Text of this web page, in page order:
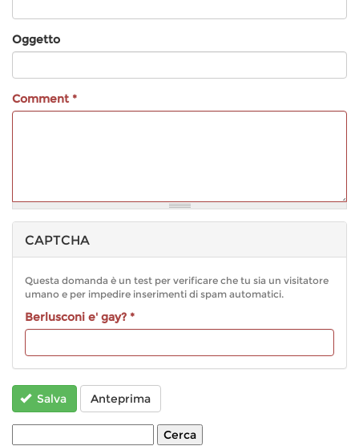
Oggetto
Comment *
Altre
informazioni
sui
formati
testo
CAPTCHA
Questa domanda è un test per verificare che tu sia un visitatore
umano e per impedire inserimenti di spam automatici.
Berlusconi e' gay? *
Salva Anteprima